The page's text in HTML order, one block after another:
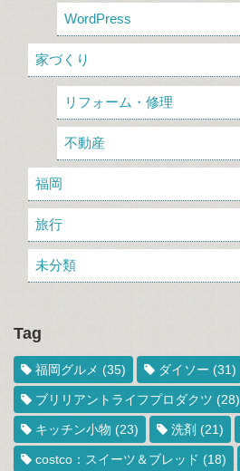
WordPress
家づくり
リフォーム・修理
不動産
福岡
旅行
未分類
Tag
福岡グルメ (35) ダイソー (31)
ブリリアントライフプロダクツ (28)
キッチン小物 (23) 洗剤 (21)
costco：スイーツ＆ブレッド (18)